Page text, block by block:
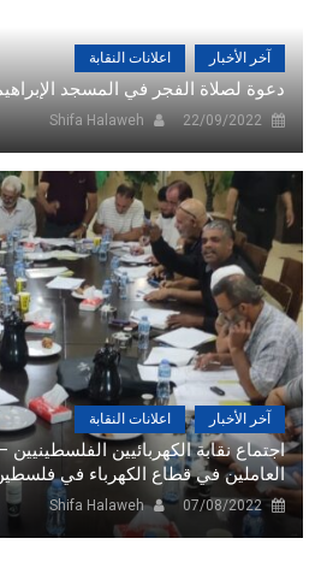
آخر الأخبار اعلانات النقابة
دعوة لصلاة الفجر في المسجد
22/09/2022
Shifa Halaweh
آخر الأخبار اعلانات النقابة
اجتماع نقابة الكهربائيين
العاملين في قطاع الكهرباء في
07/08/2022
Shifa Halaweh